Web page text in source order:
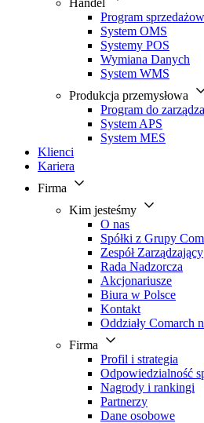
Handel
Program
System OMS
Systemy POS
Wymiana Danych
System WMS
Produkcja przemysłowa
Program do
System APS
System MES
Klienci
Kariera
Firma
Kim jesteśmy
O nas
Spółki z Grupy
Zespół Zarządzający
Rada Nadzorcza
Akcjonariusze
Biura w Polsce
Kontakt
Oddziały Comarch
Firma
Profil i strategia
Odpowiedzialność
Nagrody i rankingi
Partnerzy
Dane osobowe